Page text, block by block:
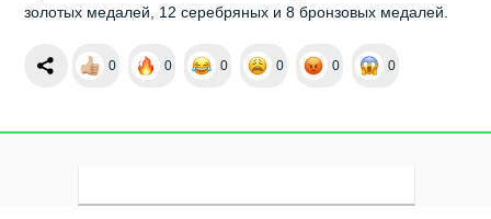
золотых медалей, 12 серебряных и 8 бронзовых медалей.
0 0 0 0 0 0